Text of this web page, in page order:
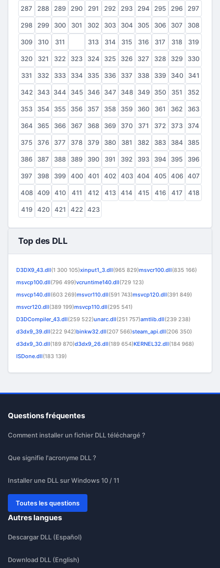
287 288 289 290 291 292 293 294 295 296 297
298 299 300 301 302 303 304 305 306 307 308
309 310 311 313 314 315 316 317 318 319
320 321 322 323 324 325 326 327 328 329 330
331 332 333 334 335 336 337 338 339 340 341
342 343 344 345 346 347 348 349 350 351 352
353 354 355 356 357 358 359 360 361 362 363
364 365 366 367 368 369 370 371 372 373 374
375 376 377 378 379 380 381 382 383 384 385
386 387 388 389 390 391 392 393 394 395 396
397 398 399 400 401 402 403 404 405 406 407
408 409 410 411 412 413 414 415 416 417 418
419 420 421 422 423
Top des DLL
D3DX9_43.dll(1 300 105)xinput1_3.dll(965 829)msvcr100.dll(835 166)
msvcp100.dll(796 499)vcruntime140.dll(729 123)
msvcp140.dll(603 269)msvcr110.dll(591 743)msvcp120.dll(391 849)
msvcr120.dll(389 199)msvcp110.dll(295 541)
D3DCompiler_43.dll(259 522)unarc.dll(251 757)amtlib.dll(239 238)
d3dx9_39.dll(222 942)binkw32.dll(207 566)steam_api.dll(206 350)
d3dx9_30.dll(189 870)d3dx9_26.dll(189 654)KERNEL32.dll(184 968)
ISDone.dll(183 139)
Questions fréquentes
Comment installer un fichier DLL téléchargé ?
Que signifie l'acronyme DLL ?
Installer une DLL sur Windows 10 / 11
Toutes les questions
Autres langues
Descargar DLL (Español)
Download DLL (English)